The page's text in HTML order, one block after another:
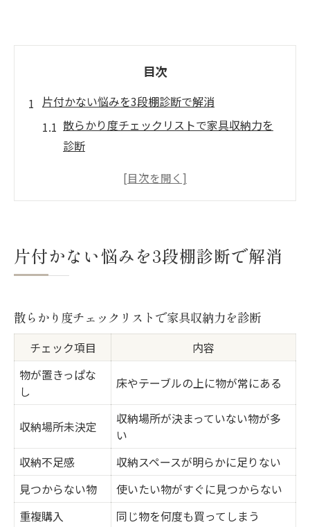
目次
片付かない悩みを3段棚診断で解消
散らかり度チェックリストで家具収納力を
診断
リビングが片付かないなら家具の見直しを
家具維持管理の秘訣と収納選びの工夫
家具維持管理に役立つ収納タイプ比較表
子育て世代が選ぶ家具のメンテナンスポイ
ント
家具の寿命目安と買い替え時期の見分け方
収納家具の選び方でメンテナンスも楽にな
る
3段棚が合うか迷った時のセルフチェック
3段棚適性セルフ診断チェックリスト
家具収納の悩み別・最適な選択肢を知る
3段棚が向いている人の生活パターン例
片付かない悩みを3段棚診断で解消
散らかり度チェックリストで家具収納力を診断
チェック項目
内容
物が置きっぱな
し
床やテーブルの上に物が常にある
収納場所未決定
収納場所が決まっていない物が多
い
収納不足感
収納スペースが明らかに足りない
見つからない物
使いたい物がすぐに見つからない
重複購入
同じ物を何度も買ってしまう